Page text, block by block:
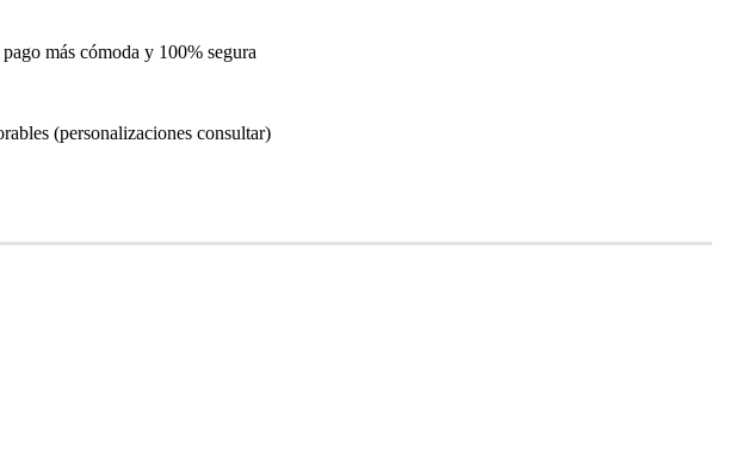
más cómoda y 100% segura
(personalizaciones consultar)